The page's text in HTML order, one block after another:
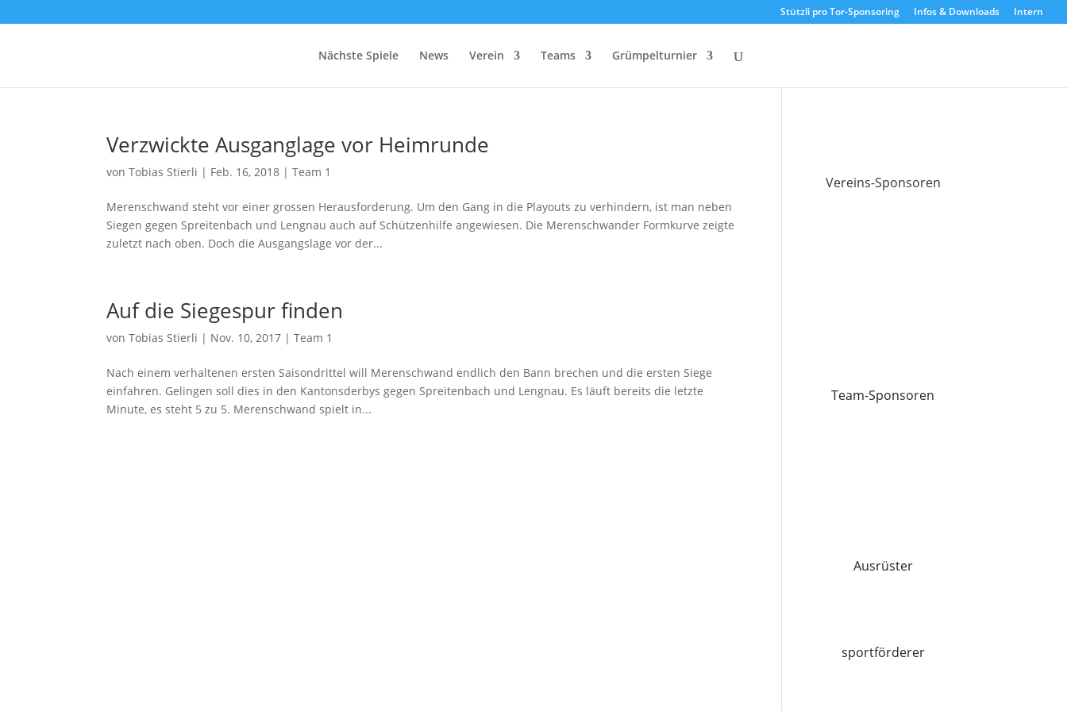
Stützli pro Tor-Sponsoring Infos & Downloads Intern
Nächste Spiele News Verein Teams Grümpelturnier
Verzwickte Ausganglage vor Heimrunde
vonTobias Stierli | Feb. 16, 2018 |Team 1
Merenschwand steht vor einer grossen Herausforderung. Um den Gang in die Playouts zu verhindern, ist man neben
Siegen gegen Spreitenbach und Lengnau auch auf Schützenhilfe angewiesen. Die Merenschwander Formkurve zeigte
zuletzt nach oben. Doch die Ausgangslage vor der...
Auf die Siegespur finden
vonTobias Stierli | Nov. 10, 2017 |Team 1
Nach einem verhaltenen ersten Saisondrittel will Merenschwand endlich den Bann brechen und die ersten Siege
einfahren. Gelingen soll dies in den Kantonsderbys gegen Spreitenbach und Lengnau. Es läuft bereits die letzte
Minute, es steht 5 zu 5. Merenschwand spielt in...
Vereins-Sponsoren
Team-Sponsoren
Ausrüster
sportförderer